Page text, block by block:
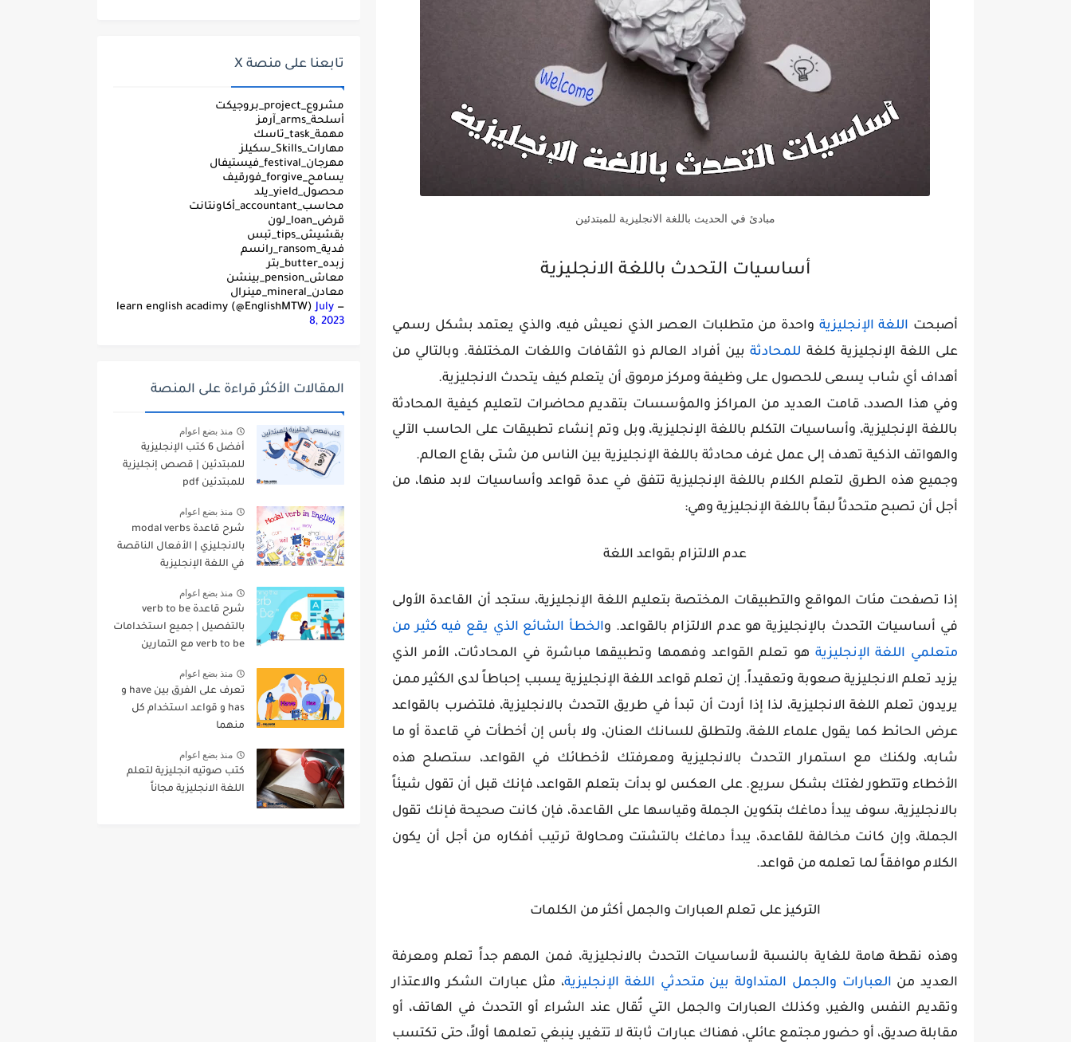
مبادئ في الحديث باللغة الانجليزية للمبتدئين
أساسيات التحدث باللغة الانجليزية
أصبحت اللغة الإنجليزية واحدة من متطلبات العصر الذي نعيش فيه، والذي يعتمد بشكل رسمي
على اللغة الإنجليزية كلغة للمحادثةبين أفراد العالم ذو الثقافات واللغات المختلفة. وبالتالي من
أهداف أي شاب يسعى للحصول على وظيفة ومركز مرموق أن يتعلم كيف يتحدث الانجليزية.
وفي هذا الصدد، قامت العديد من المراكز والمؤسسات بتقديم محاضرات لتعليم كيفية المحادثة
باللغة الإنجليزية، وأساسيات التكلم باللغة الإنجليزية، وبل وتم إنشاء تطبيقات على الحاسب الآلي
والهواتف الذكية تهدف إلى عمل غرف محادثة باللغة الإنجليزية بين الناس من شتى بقاع العالم.
وجميع هذه الطرق لتعلم الكلام باللغة الإنجليزية تتفق في عدة قواعد وأساسيات لابد منها، من
أجل أن تصبح متحدثاً لبقاً باللغة الإنجليزية وهي:
عدم الالتزام بقواعد اللغة
إذا تصفحت مئات المواقع والتطبيقات المختصة بتعليم اللغة الإنجليزية، ستجد أن القاعدة الأولى
في أساسيات التحدث بالإنجليزية هو عدم الالتزام بالقواعد. والخطأ الشائع الذي يقع فيه كثير من
متعلمي اللغة الإنجليزية هو تعلم القواعد وفهمها وتطبيقها مباشرة في المحادثات، الأمر الذي
يزيد تعلم الانجليزية صعوبة وتعقيداً. إن تعلم قواعد اللغة الإنجليزية يسبب إحباطاً لدى الكثير ممن
يريدون تعلم اللغة الانجليزية، لذا إذا أردت أن تبدأ في طريق التحدث بالانجليزية، فلتضرب بالقواعد
عرض الحائط كما يقول علماء اللغة، ولتطلق للسانك العنان، ولا بأس إن أخطأت في قاعدة أو ما
شابه، ولكنك مع استمرار التحدث بالانجليزية ومعرفتك لأخطائك في القواعد، ستصلح هذه
الأخطاء وتتطور لغتك بشكل سريع. على العكس لو بدأت بتعلم القواعد، فإنك قبل أن تقول شيئاً
بالانجليزية، سوف يبدأ دماغك بتكوين الجملة وقياسها على القاعدة، فإن كانت صحيحة فإنك تقول
الجملة، وإن كانت مخالفة للقاعدة، يبدأ دماغك بالتشتت ومحاولة ترتيب أفكاره من أجل أن يكون
الكلام موافقاً لما تعلمه من قواعد.
التركيز على تعلم العبارات والجمل أكثر من الكلمات
وهذه نقطة هامة للغاية بالنسبة لأساسيات التحدث بالانجليزية، فمن المهم جداً تعلم ومعرفة
العديد من العبارات والجمل المتداولة بين متحدثي اللغة الإنجليزية، مثل عبارات الشكر والاعتذار
وتقديم النفس والغير، وكذلك العبارات والجمل التي تُقال عند الشراء أو التحدث في الهاتف، أو
مقابلة صديق، أو حضور مجتمع عائلي، فهناك عبارات ثابتة لا تتغير، ينبغي تعلمها أولاً، حتى تكتسب
تابعنا على منصة X
مشروع_project_بروجيكت
أسلحة_arms_آرمز
مهمة_task_تاسك
مهارات_Skills_سكيلز
مهرجان_festival_فيستيفال
يسامح_forgive_فورقيف
محصول_yield_يلد
محاسب_accountant_أكاونتانت
قرض_loan_لون
بقشيش_tips_تبس
فدية_ransom_رانسم
زبده_butter_بتر
معاش_pension_بينشن
معادن_mineral_مينرال
— learn english acadimy (@EnglishMTW)
July
8, 2023
المقالات الأكثر قراءة على المنصة
منذ بضع اعوام
أفضل 6 كتب الإنجليزية
للمبتدئين | قصص إنجليزية
للمبتدئين pdf
منذ بضع اعوام
شرح قاعدة modal verbs
بالانجليزي | الأفعال الناقصة
في اللغة الإنجليزية
منذ بضع اعوام
شرح قاعدة verb to be
بالتفصيل | جميع استخدامات
verb to be مع التمارين
منذ بضع اعوام
تعرف على الفرق بين have و
has و قواعد استخدام كل
منهما
منذ بضع اعوام
كتب صوتيه انجليزية لتعلم
اللغة الانجليزية مجاناً